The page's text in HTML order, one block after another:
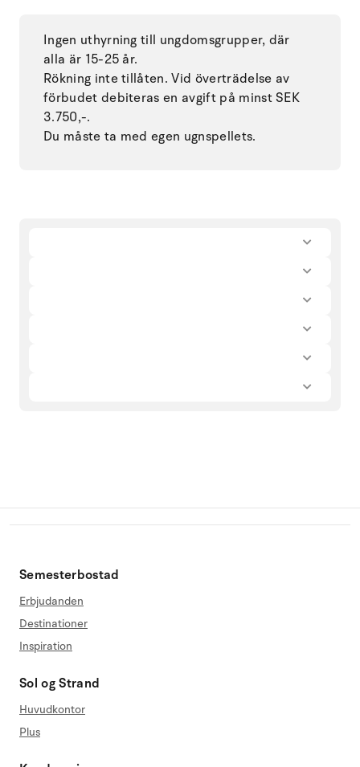
Ingen uthyrning till ungdomsgrupper, där
alla är 15-25 år.
Rökning inte tillåten. Vid överträdelse av
förbudet debiteras en avgift på minst SEK
3.750,-.
Du måste ta med egen ugnspellets.
Semesterbostad
Erbjudanden
Destinationer
Inspiration
Sol og Strand
Huvudkontor
Plus